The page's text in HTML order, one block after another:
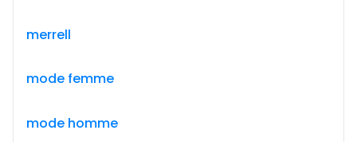
merrell
mode femme
mode homme